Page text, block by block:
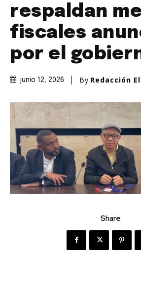
respaldan
fiscales
por el
junio 12, 2026 By Redacción
Share